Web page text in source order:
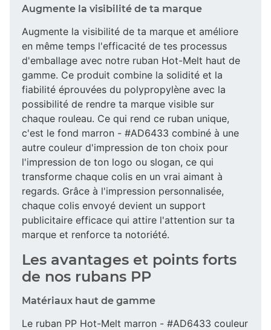
Augmente la visibilité de ta marque
Augmente la visibilité de ta marque et améliore
en même temps l'efficacité de tes processus
d'emballage avec notre ruban Hot-Melt haut de
gamme. Ce produit combine la solidité et la
fiabilité éprouvées du polypropylène avec la
possibilité de rendre ta marque visible sur
chaque rouleau. Ce qui rend ce ruban unique,
c'est le fond marron - #AD6433 combiné à une
autre couleur d'impression de ton choix pour
l'impression de ton logo ou slogan, ce qui
transforme chaque colis en un vrai aimant à
regards. Grâce à l'impression personnalisée,
chaque colis envoyé devient un support
publicitaire efficace qui attire l'attention sur ta
marque et renforce ta notoriété.
Les avantages et points forts
de nos rubans PP
Matériaux haut de gamme
Le ruban PP Hot-Melt marron - #AD6433 couleur